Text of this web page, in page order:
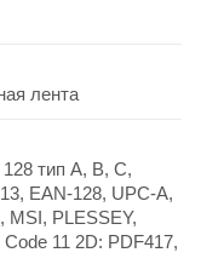
лента
тип A, B, C,
EAN-128, UPC-A,
MSI, PLESSEY,
11 2D: PDF417,